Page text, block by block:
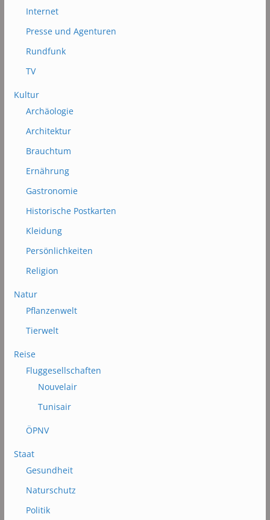
Internet
Presse und Agenturen
Rundfunk
TV
Kultur
Archäologie
Architektur
Brauchtum
Ernährung
Gastronomie
Historische Postkarten
Kleidung
Persönlichkeiten
Religion
Natur
Pflanzenwelt
Tierwelt
Reise
Fluggesellschaften
Nouvelair
Tunisair
ÖPNV
Staat
Gesundheit
Naturschutz
Politik